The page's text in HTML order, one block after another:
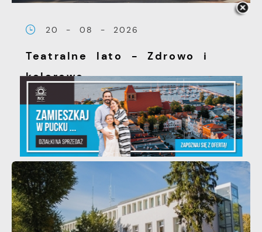
20 - 08 - 2026
Teatralne lato - Zdrowo i
kolorowo